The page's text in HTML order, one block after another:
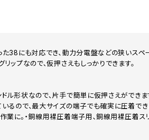
38にも対応でき、動力分電盤などの狭いスペ
ップなので、仮押さえもしっかりできます。
ル形状なので、片手で簡単に仮押さえができま
るので、最大サイズの端子でも確実に圧着でき
業に。・銅線用裸圧着端子用、銅線用裸圧着ス